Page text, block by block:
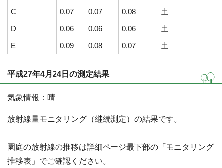
C
0.07 0.07 0.08
土
D
0.06 0.06 0.06
土
E
0.09 0.08 0.07 土
平成27年4月24日の測定結果
気象情報：晴
放射線量モニタリング（継続測定）の結果です。
園庭の放射線の推移は詳細ページ最下部の「モニタリング
推移表」でご確認ください。